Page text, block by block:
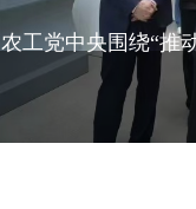
农工党中央围绕“推